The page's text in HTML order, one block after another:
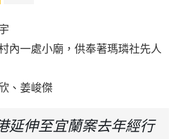
內一處小廟，供奉著瑪璘社先人
、姜峻傑
延伸至宜蘭案去年經行